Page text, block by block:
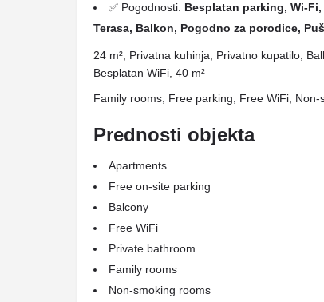
✅ Pogodnosti: Besplatan parking, Wi-
Terasa, Balkon, Pogodno za porodice,
24 m², Privatna kuhinja, Privatno kupatilo,
Besplatan WiFi, 40 m²
Family rooms, Free parking, Free WiFi, Non-
Prednosti objekta
Apartments
Free on-site parking
Balcony
Free WiFi
Private bathroom
Family rooms
Non-smoking rooms